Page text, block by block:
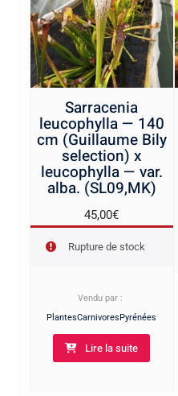
Sarracenia
leucophylla — 140
cm (Guillaume Bily
selection) x
leucophylla — var.
alba. (SL09,MK)
45,00€
Rupture de stock
Vendu par :
PlantesCarnivoresPyrénées
Lire la suite